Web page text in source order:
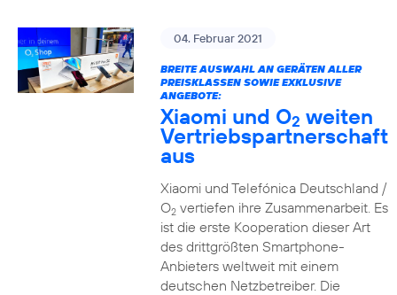
04. Februar 2021
BREITE AUSWAHL AN GERÄTEN ALLER
PREISKLASSEN SOWIE EXKLUSIVE
ANGEBOTE:
Xiaomi und O2 weiten
Vertriebspartnerschaft
aus
Xiaomi und Telefónica Deutschland /
O2vertiefen ihre Zusammenarbeit. Es
ist die erste Kooperation dieser Art
des drittgrößten Smartphone-
Anbieters weltweit mit einem
deutschen Netzbetreiber. Die